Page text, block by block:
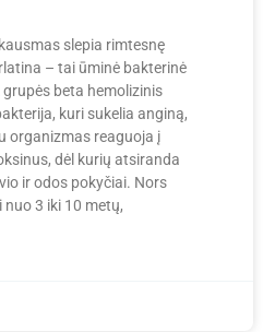
slepia rimtesnę
– tai ūminė bakterinė
beta hemolizinis
kuri sukelia anginą,
organizmas reaguoja į
dėl kurių atsiranda
ir odos pokyčiai. Nors
3 iki 10 metų,